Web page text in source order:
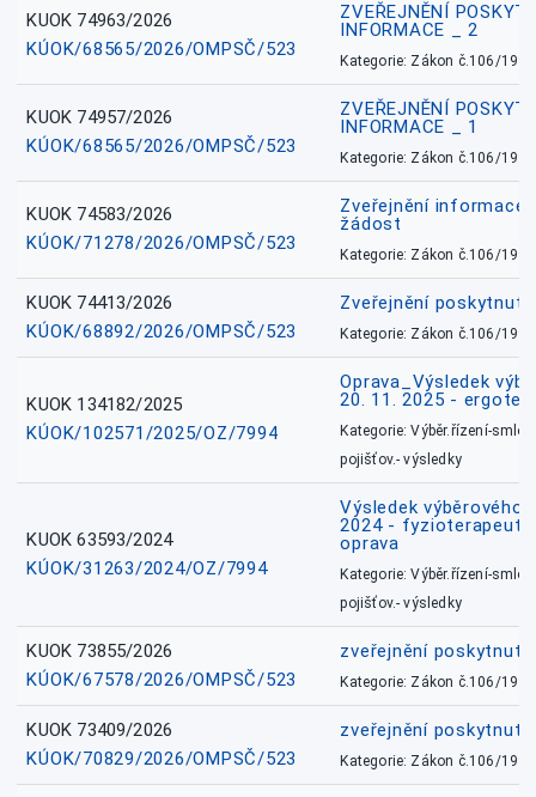
KUOK 74963/2026
KÚOK/68565/2026/OMPSČ/523
ZVEŘEJNĚNÍ
INFORMACE _ 2
Kategorie: Zákon č.106/1999
KUOK 74957/2026
KÚOK/68565/2026/OMPSČ/523
ZVEŘEJNĚNÍ
INFORMACE _ 1
Kategorie: Zákon č.106/1999
KUOK 74583/2026
KÚOK/71278/2026/OMPSČ/523
Zveřejnění informace
žádost
Kategorie: Zákon č.106/1999
KUOK 74413/2026
KÚOK/68892/2026/OMPSČ/523
Zveřejnění
Kategorie: Zákon č.106/1999
KUOK 134182/2025
KÚOK/102571/2025/OZ/7994
Oprava_Výsledek
20. 11. 2025 -
Kategorie: Výběr.řízení-
pojišťov.- výsledky
KUOK 63593/2024
KÚOK/31263/2024/OZ/7994
Výsledek výběrového
2024 - fyzioterapeut,
oprava
Kategorie: Výběr.řízení-
pojišťov.- výsledky
KUOK 73855/2026
KÚOK/67578/2026/OMPSČ/523
zveřejnění
Kategorie: Zákon č.106/1999
KUOK 73409/2026
KÚOK/70829/2026/OMPSČ/523
zveřejnění
Kategorie: Zákon č.106/1999